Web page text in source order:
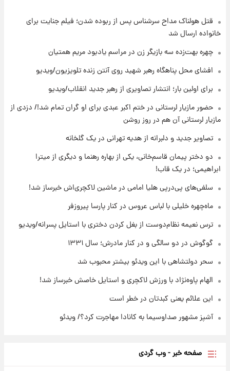
۱۲ ساعت پیش
۱۲ ساعت پیش
مرداد ۱۴۰۵ +جدول
۱۳ ساعت پیش
با قدرتمندترین و بادوام ترین تانک جهان آشنا
شوید+ فیلم
+جدول
۱۴ ساعت پیش
قیمت محصولات ایران‌خودرو و سایپا امروز شنبه
قتل هولناک مداح سرشناس پس از ربوده شدن؛ فیلم جنایت برای
خانواده ارسال شد
چهره بهت‌زده سه بازیگر زن در مراسم یادبود مریم همتیان
افشای محل پناهگاه‌ رهبر شهید روی آنتن زنده تلویزیون/ویدیو
برای اولین بار؛ انتشار تصاویری از رهبر جدید انقلاب/ویدیو
حضور مازیار لرستانی در ختم اکبر عبدی برای او گران تمام شد!/ دزدی از
مازیار لرستانی آن هم در روز روشن
تصاویر جدید و دلبرانه از هدیه تهرانی در یک گلخانه
دو دختر پیمان قاسم‌خانی، یکی از بهاره رهنما و دیگری از میترا
ابراهیمی؛ در یک قاب!
سلفی‌های پی‌درپی هلیا امامی در ماشین لاکچری‌اش خبرساز شد!
ماه‌چهره خلیلی با لباس عروس در کنار پارسا پیروزفر
ترس نعیمه نظام‌دوست از بغل کردن دختری با استایل پسرانه/ویدیو
گوگوش در دو سالگی و در کنار مادرش؛ سال ۱۳۳۱
سحر دولتشاهی با این ویدئو بیشتر محبوب شد
الهام پاوه‌نژاد با ورزش لاکچری و استایل خاصش خبرساز شد!
این علائم یعنی کبدتان در خطر است
آشپز مشهور صداوسیما به کانادا مهاجرت کرد؟/ ویدئو
صفحه خبر - وب گردی